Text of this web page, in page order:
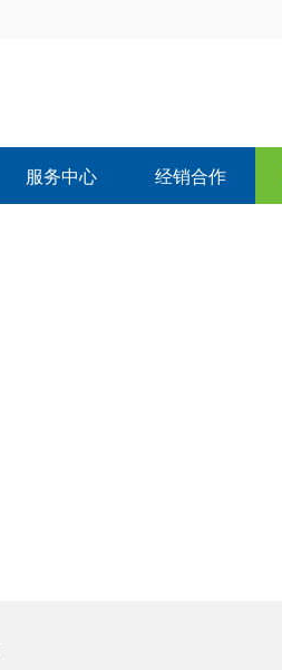
服务中心 经销合作